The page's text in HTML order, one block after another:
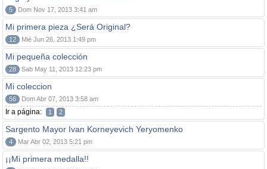
5 Dom Nov 17, 2013 3:41 am
Mi primera pieza ¿Será Original?
12 Mié Jun 26, 2013 1:49 pm
Mi pequeña colección
28 Sab May 11, 2013 12:23 pm
Mi coleccion
56 Dom Abr 07, 2013 3:58 am
Ir a página: 1 2
Sargento Mayor Ivan Korneyevich Yeryomenko
4 Mar Abr 02, 2013 5:21 pm
¡¡Mi primera medalla!!